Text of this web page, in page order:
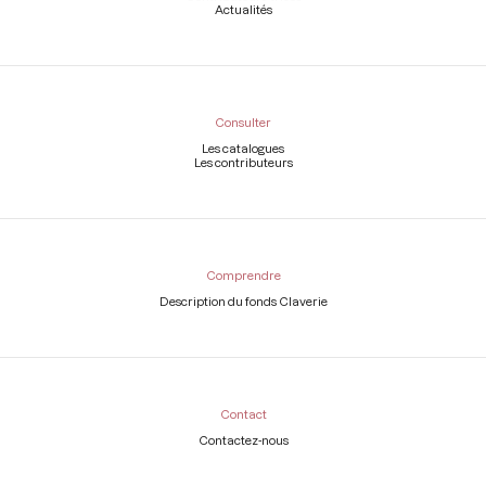
Actualités
Consulter
Les catalogues
Les contributeurs
Comprendre
Description du fonds Claverie
Contact
Contactez-nous